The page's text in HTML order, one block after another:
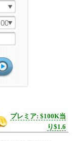
ユニット)
プレミア: $100K当
り$1.6